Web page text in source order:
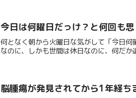
今日は何曜日だっけ？と何回も
何となく朝から火曜日な気がして「今日
なのに、しかも世間は休日なのに、何だ
脳腫瘍が発見されてから1年経ち